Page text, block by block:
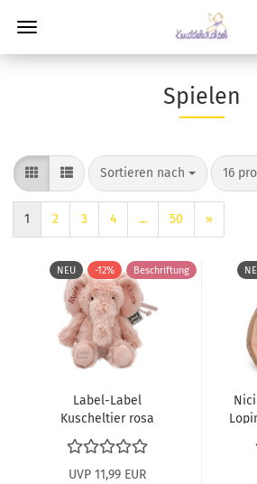
Spielen
Sortieren nach
Sortieren nach 16
pro
1 2 3 4 ... 50 »
NEU -12% Beschriftung
Label-Label
Kuscheltier rosa
Elefant S 3840
UVP 11,99 EUR